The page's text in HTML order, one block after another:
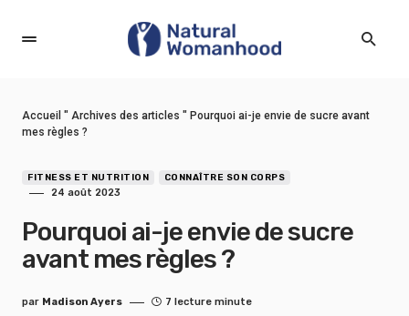
Accueil " Archives des articles " Pourquoi ai-je envie de sucre avant
mes règles ?
FITNESS ET NUTRITION CONNAÎTRE SON CORPS
24 août 2023
Pourquoi ai-je envie de sucre
avant mes règles ?
par Madison Ayers 7 lecture minute